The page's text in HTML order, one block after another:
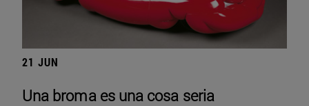
21 JUN
Una broma es una cosa seria